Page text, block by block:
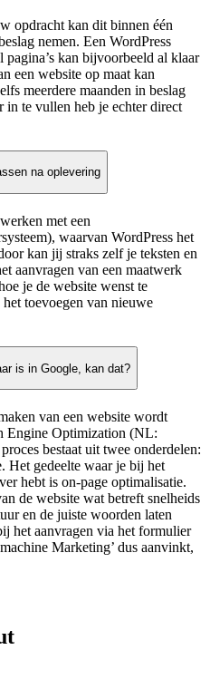
opdracht kan dit binnen één
nemen. Een WordPress
pagina’s kan bijvoorbeeld al klaar
een website op maat kan
meerdere maanden in beslag
te vullen heb je echter direct
na oplevering
met een
waarvan WordPress het
kan jij straks zelf je teksten en
aanvragen van een maatwerk
je de website wenst te
toevoegen van nieuwe
is in Google, kan dat?
van een website wordt
Engine Optimization (NL:
bestaat uit twee onderdelen:
Het gedeelte waar je bij het
hebt is on-page optimalisatie.
de website wat betreft snelheids
en de juiste woorden laten
het aanvragen via het formulier
Marketing’ dus aanvinkt,